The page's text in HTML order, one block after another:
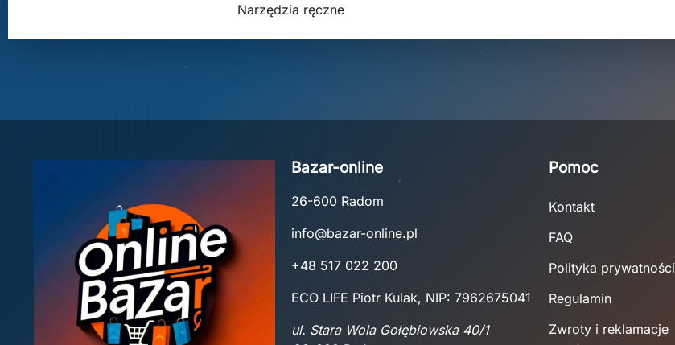
Narzędzia ręczne
Bazar-online
26-600 Radom
info@bazar-online.pl
+48 517 022 200
ECO LIFE Piotr Kulak, NIP: 7962675041
ul. Stara Wola Gołębiowska 40/1
Pomoc
Kontakt
FAQ
Polityka prywatności
Regulamin
Zwroty i reklamacje